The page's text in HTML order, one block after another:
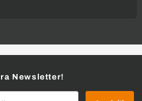
Newsletter!